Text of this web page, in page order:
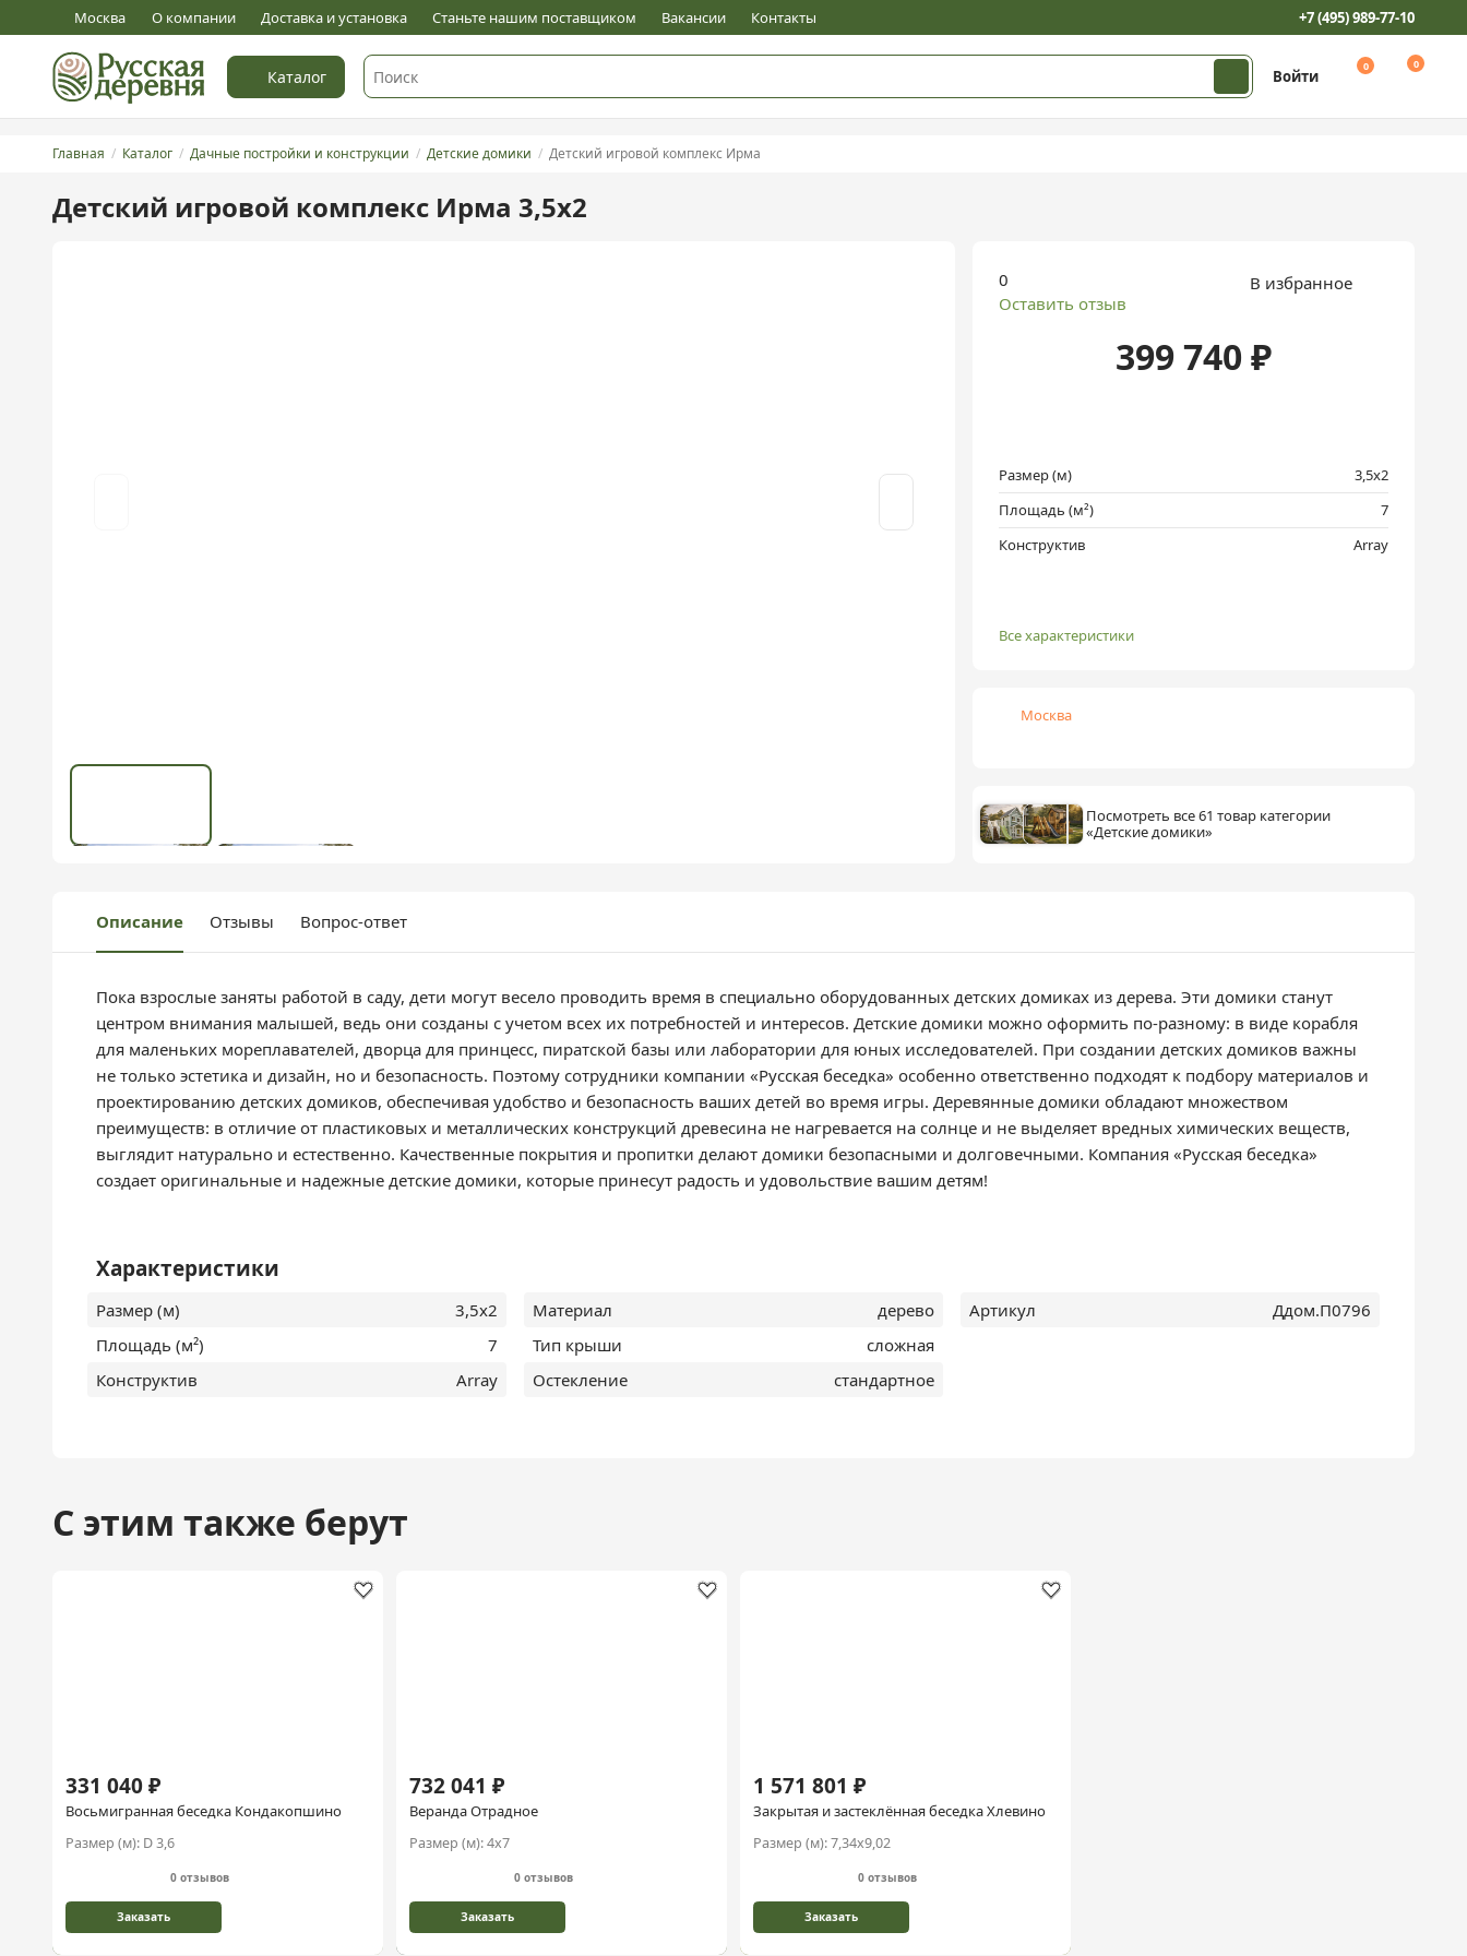
Москва О компании Доставка и установка Станьте нашим поставщиком Вакансии Контакты +7 (495) 989-77-10
Каталог Войти
0 0
Главная Каталог Дачные постройки и конструкции Детские домики Детский игровой комплекс Ирма
Детский игровой комплекс Ирма 3,5х2
Оставить отзыв
0
Оставить отзыв
В избранное
399 740 ₽
Размер (м)
3,5х2
Площадь (м²)
7
Конструктив
Array
Все характеристики
Москва
Посмотреть все 61 товар категории
«Детские домики»
Описание Отзывы Вопрос-ответ
Пока взрослые заняты работой в саду, дети могут весело проводить время в специально оборудованных детских домиках из дерева. Эти домики станут
центром внимания малышей, ведь они созданы с учетом всех их потребностей и интересов. Детские домики можно оформить по-разному: в виде корабля
для маленьких мореплавателей, дворца для принцесс, пиратской базы или лаборатории для юных исследователей. При создании детских домиков важны
не только эстетика и дизайн, но и безопасность. Поэтому сотрудники компании «Русская беседка» особенно ответственно подходят к подбору материалов и
проектированию детских домиков, обеспечивая удобство и безопасность ваших детей во время игры. Деревянные домики обладают множеством
преимуществ: в отличие от пластиковых и металлических конструкций древесина не нагревается на солнце и не выделяет вредных химических веществ,
выглядит натурально и естественно. Качественные покрытия и пропитки делают домики безопасными и долговечными. Компания «Русская беседка»
создает оригинальные и надежные детские домики, которые принесут радость и удовольствие вашим детям!
Характеристики
Размер (м)
3,5х2
Площадь (м²)
7
Конструктив
Array
Материал
дерево
Тип крыши
сложная
Остекление
стандартное
Артикул Ддом.П0796
С этим также берут
331 040 ₽
Восьмигранная беседка Кондакопшино
Размер (м): D 3,6
0 отзывов
Заказать
732 041 ₽
Веранда Отрадное
Размер (м):4х7
0 отзывов
Заказать
1 571 801 ₽
Закрытая и застеклённая беседка Хлевино
Размер (м):7,34х9,02
0 отзывов
Заказать